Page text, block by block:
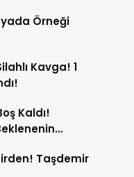
Örneği
Kavga! 1
Kaldı!
Taşdemir